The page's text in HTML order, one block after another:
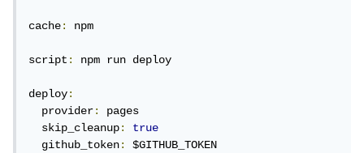
cache: npm
script: npm run deploy
deploy:
  provider
:
pages
  skip_cleanup
:
true
  github_token
:
$GITHUB_TOKEN